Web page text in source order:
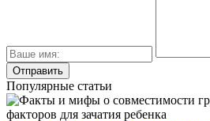
Популярные статьи